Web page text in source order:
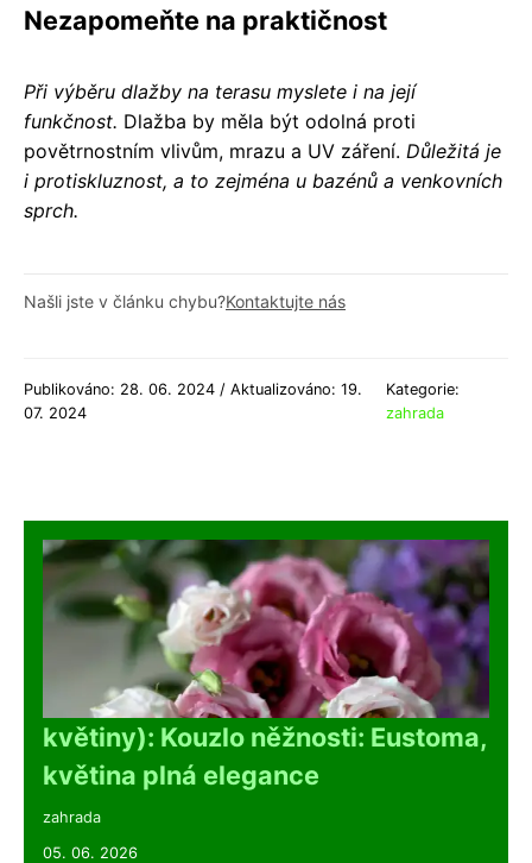
Nezapomeňte na praktičnost
Při výběru dlažby na terasu myslete i na její
funkčnost. Dlažba by měla být odolná proti
povětrnostním vlivům, mrazu a UV záření. Důležitá je
i protiskluznost, a to zejména u bazénů a venkovních
sprch.
Našli jste v článku chybu?Kontaktujte nás
Publikováno: 28. 06. 2024 / Aktualizováno: 19.
07. 2024
Kategorie:
zahrada
květiny): Kouzlo něžnosti: Eustoma,
květina plná elegance
zahrada
05. 06. 2026